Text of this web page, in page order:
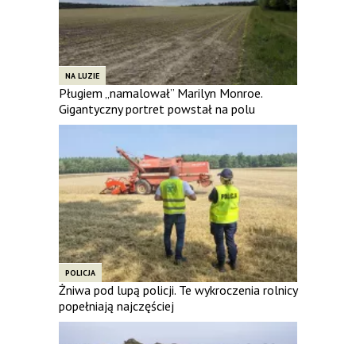
NA LUZIE
Pługiem „namalował” Marilyn Monroe.
Gigantyczny portret powstał na polu
POLICJA
Żniwa pod lupą policji. Te wykroczenia rolnicy
popełniają najczęściej